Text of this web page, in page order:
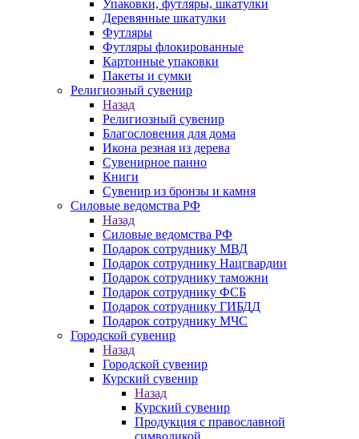
Упаковки, футляры, шкатулки
Деревянные шкатулки
Футляры
Футляры флокированные
Картонные упаковки
Пакеты и сумки
Религиозный сувенир
Назад
Религиозный сувенир
Благословения для дома
Икона резная из дерева
Сувенирное панно
Книги
Сувенир из бронзы и камня
Силовые ведомства РФ
Назад
Силовые ведомства РФ
Подарок сотруднику МВД
Подарок сотруднику Нацгвардии
Подарок сотруднику таможни
Подарок сотруднику ФСБ
Подарок сотруднику ГИБДД
Подарок сотруднику МЧС
Городской сувенир
Назад
Городской сувенир
Курский сувенир
Назад
Курский сувенир
Продукция с православной
символикой